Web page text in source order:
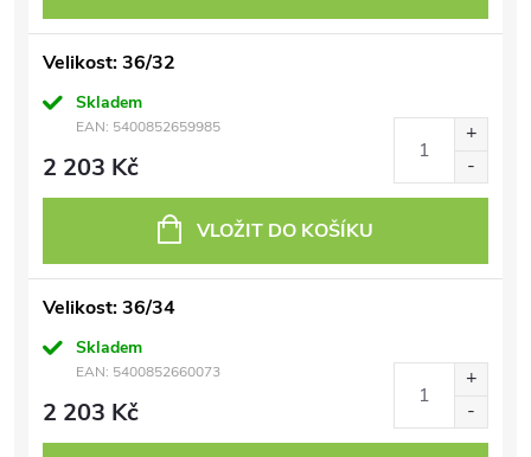
Velikost: 36/32
Skladem
EAN: 5400852659985
2 203 Kč
VLOŽIT DO KOŠÍKU
Velikost: 36/34
Skladem
EAN: 5400852660073
2 203 Kč